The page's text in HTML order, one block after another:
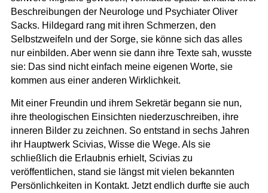
Beschreibungen der Neurologe und Psychiater Oliver
Sacks. Hildegard rang mit ihren Schmerzen, den
Selbstzweifeln und der Sorge, sie könne sich das alles
nur einbilden. Aber wenn sie dann ihre Texte sah, wusste
sie: Das sind nicht einfach meine eigenen Worte, sie
kommen aus einer anderen Wirklichkeit.
Mit einer Freundin und ihrem Sekretär begann sie nun,
ihre theologischen Einsichten niederzuschreiben, ihre
inneren Bilder zu zeichnen. So entstand in sechs Jahren
ihr Hauptwerk Scivias, Wisse die Wege. Als sie
schließlich die Erlaubnis erhielt, Scivias zu
veröffentlichen, stand sie längst mit vielen bekannten
Persönlichkeiten in Kontakt. Jetzt endlich durfte sie auch